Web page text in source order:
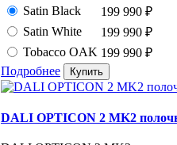
Satin Black
199 990 ₽
Satin White
199 990 ₽
Tobacco OAK 199 990 ₽
Подробнее
DALI OPTICON 2 MK2